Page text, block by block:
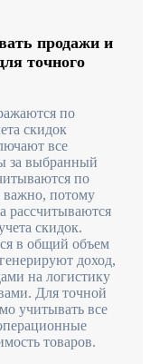
продажи и
точного
по
скидок
все
за выбранный
по
важно, потому
рассчитываются
скидок.
в общий объем
доход,
на логистику
Для точной
учитывать все
товаров.